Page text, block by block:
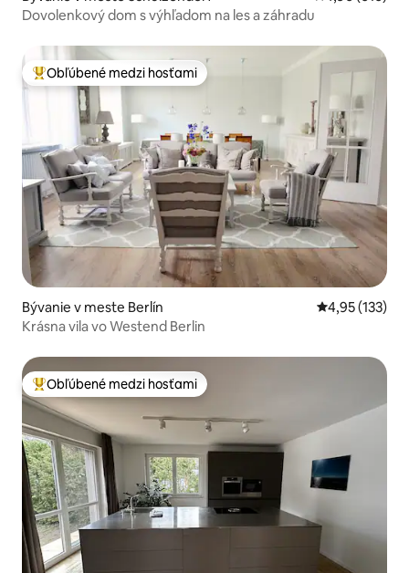
Dovolenkový dom s výhľadom na les a záhradu
Najobľúbenejšie medzi hosťami
Obľúbené medzi hosťami
Bývanie v meste Berlín Priemerné
4,95 (133)
Krásna vila vo Westend Berlin
Najobľúbenejšie medzi hosťami
Obľúbené medzi hosťami